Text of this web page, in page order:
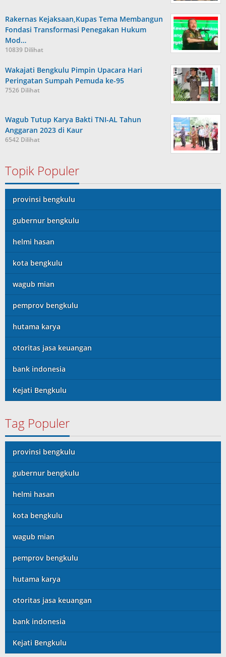
Rakernas Kejaksaan,Kupas Tema Membangun
Fondasi Transformasi Penegakan Hukum
Mod…
10839 Dilihat
Wakajati Bengkulu Pimpin Upacara Hari
Peringatan Sumpah Pemuda ke-95
7526 Dilihat
Wagub Tutup Karya Bakti TNI-AL Tahun
Anggaran 2023 di Kaur
6542 Dilihat
Topik Populer
provinsi bengkulu
gubernur bengkulu
helmi hasan
kota bengkulu
wagub mian
pemprov bengkulu
hutama karya
otoritas jasa keuangan
bank indonesia
Kejati Bengkulu
Tag Populer
provinsi bengkulu
gubernur bengkulu
helmi hasan
kota bengkulu
wagub mian
pemprov bengkulu
hutama karya
otoritas jasa keuangan
bank indonesia
Kejati Bengkulu